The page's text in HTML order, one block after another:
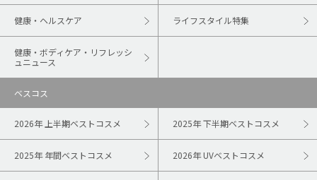
健康・ヘルスケア ライフスタイル特集
健康・ボディケア・リフレッシ
ュニュース
ベスコス
2026年 上半期ベストコスメ 2025年 下半期ベストコスメ
2025年 年間ベストコスメ 2026年 UVベストコスメ